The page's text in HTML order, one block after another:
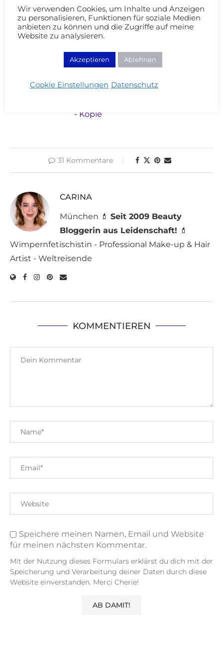
Wie waren eure Feiertage? Was habt ihr euch
für das neue Jahr vorgenommen?
31 Kommentare
CARINA
München 💄 Seit 2009 Beauty
Bloggerin aus Leidenschaft! 💄
Wimpernfetischistin - Professional Make-up & Hair
Artist - Weltreisende
KOMMENTIEREN
Speichere meinen Namen, Email und Website
für meinen nächsten Kommentar.
Mit der Nutzung dieses Formulars erklärst du dich mit der
Speicherung und Verarbeitung deiner Daten durch diese
Website einverstanden. Merci Cherie!
Wir verwenden Cookies, um Inhalte und Anzeigen
zu personalisieren, Funktionen für soziale Medien
anbieten zu können und die Zugriffe auf meine
Website zu analysieren.
Akzeptieren Ablehnen
Cookie Einstellungen Datenschutz